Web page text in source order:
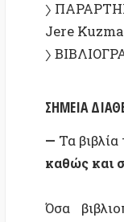
Όσα
mail: